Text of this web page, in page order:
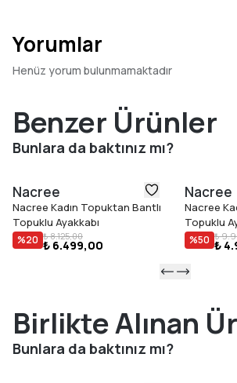
Yorumlar
Henüz yorum bulunmamaktadır
Benzer Ürünler
Bunlara da baktınız mı?
Nacree
Nacree Kadın Topuktan Bantlı
Topuklu Ayakkabı
%20 ₺ 8.125,00
₺ 6.499,00
Nacree
Nacree
Topuklu
%50 ₺
₺
Birlikte Alınan
Bunlara da baktınız mı?